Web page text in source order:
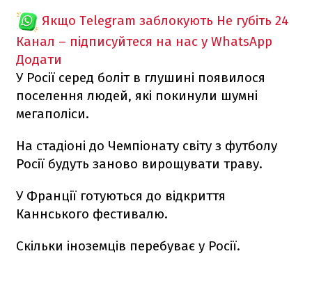
Якщо Telegram заблокують Не губіть 24
Канал – підписуйтеся на нас у WhatsApp
Додати
У Росії серед боліт в глушині появилося
поселення людей, які покинули шумні
мегаполіси.
На стадіоні до Чемпіонату світу з футболу
Росії будуть заново вирощувати траву.
У Франції готуються до відкриття
Каннського фестивалю.
Скільки іноземців перебуває у Росії.